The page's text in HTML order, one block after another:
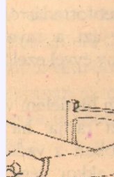
jéghegyek között.